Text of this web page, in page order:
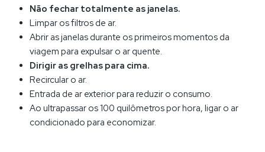
Não fechar totalmente as janelas.
Limpar os filtros de ar.
Abrir as janelas durante os primeiros momentos da
viagem para expulsar o ar quente.
Dirigir as grelhas para cima.
Recircular o ar.
Entrada de ar exterior para reduzir o consumo.
Ao ultrapassar os 100 quilômetros por hora, ligar o ar
condicionado para economizar.